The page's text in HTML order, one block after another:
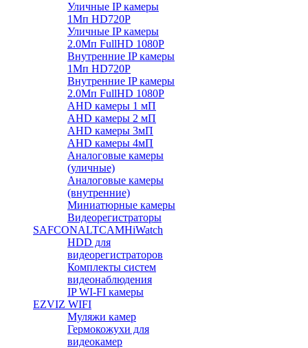
Уличные IP камеры
1Мп HD720P
Уличные IP камеры
2.0Мп FullHD 1080P
Внутренние IP камеры
1Мп HD720P
Внутренние IP камеры
2.0Мп FullHD 1080P
AHD камеры 1 мП
AHD камеры 2 мП
AHD камеры 3мП
AHD камеры 4мП
Аналоговые камеры
(уличные)
Аналоговые камеры
(внутренние)
Миниатюрные камеры
Видеорегистраторы
SAFCONALTCAMHiWatch
HDD для
видеорегистраторов
Комплекты систем
видеонаблюдения
IP WI-FI камеры
EZVIZ WIFI
Муляжи камер
Гермокожухи для
видеокамер